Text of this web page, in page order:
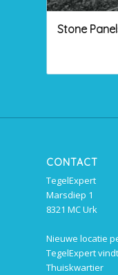
Stone
CONTACT
TegelExpert
Marsdiep 1
8321 MC Urk
Nieuwe locatie
TegelExpert
Thuiskwartier